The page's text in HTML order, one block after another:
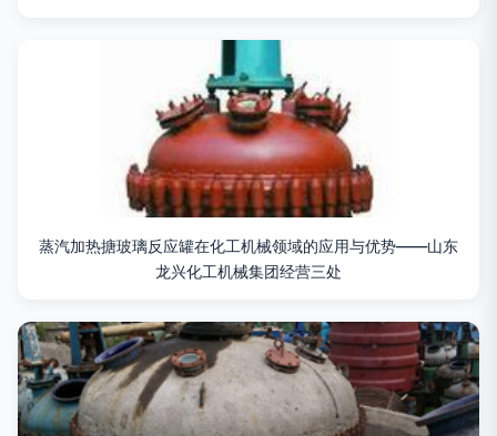
蒸汽加热搪玻璃反应罐在化工机械领域的应用与优势——山东
龙兴化工机械集团经营三处